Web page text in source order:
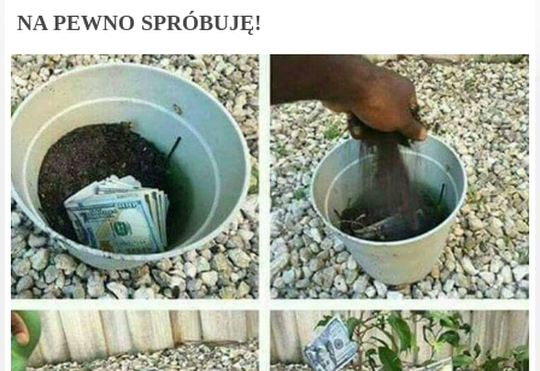
NA PEWNO SPRÓBUJĘ!